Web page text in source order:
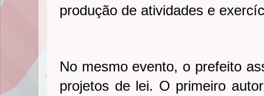
produção de atividades e
No mesmo evento, o prefeito
projetos de lei. O primeiro